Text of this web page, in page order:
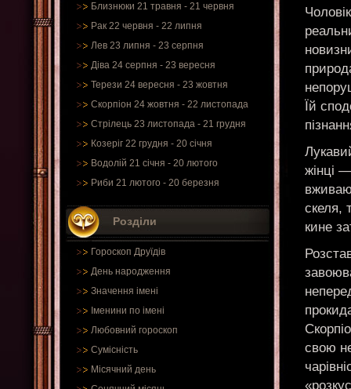
Близнюки 21 травня - 21 червня
Рак 22 червня - 22 липня
Лев 23 липня - 23 серпня
Діва 24 серпня - 23 вересня
Терези 24 вересня - 23 жовтня
Скорпіон 24 жовтня - 22 листопада
Стрілець 23 листопада - 21 грудня
Козеріг 22 грудня - 20 січня
Водолій 21 січня - 20 лютого
Риби 21 лютого - 20 березня
Розділи
Гороскоп Друїдів
День народження
Значення імені
Іменини по імені
Любовний гороскоп
Сумісність
Місячний день
Їй
жінці
скеля,
кине
свою